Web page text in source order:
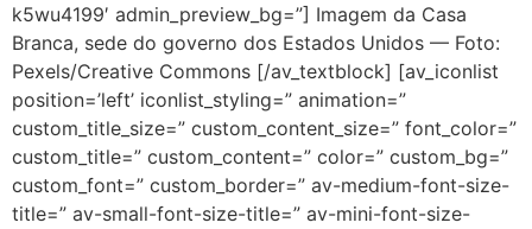
k5wu4199′ admin_preview_bg=”] Imagem da Casa
Branca, sede do governo dos Estados Unidos — Foto:
Pexels/Creative Commons [/av_textblock] [av_iconlist
position=’left’ iconlist_styling=” animation=”
custom_title_size=” custom_content_size=” font_color=”
custom_title=” custom_content=” color=” custom_bg=”
custom_font=” custom_border=” av-medium-font-size-
title=” av-small-font-size-title=” av-mini-font-size-